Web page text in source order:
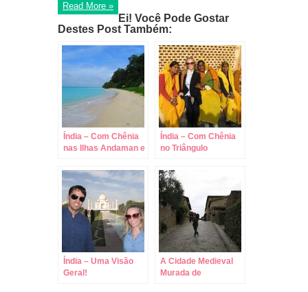
Read More »
Ei! Você Pode Gostar
Destes Post Também:
Índia – Com Chênia
nas Ilhas Andaman e
Índia – Com Chênia
no Triângulo
Delhi, Agra e Jaipur!
Índia – Uma Visão
Geral!
A Cidade Medieval
Murada de